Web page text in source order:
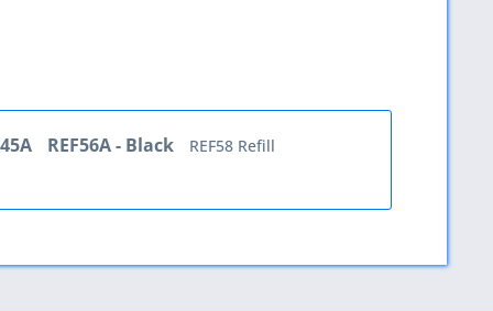
REF56A - Black REF58 Refill